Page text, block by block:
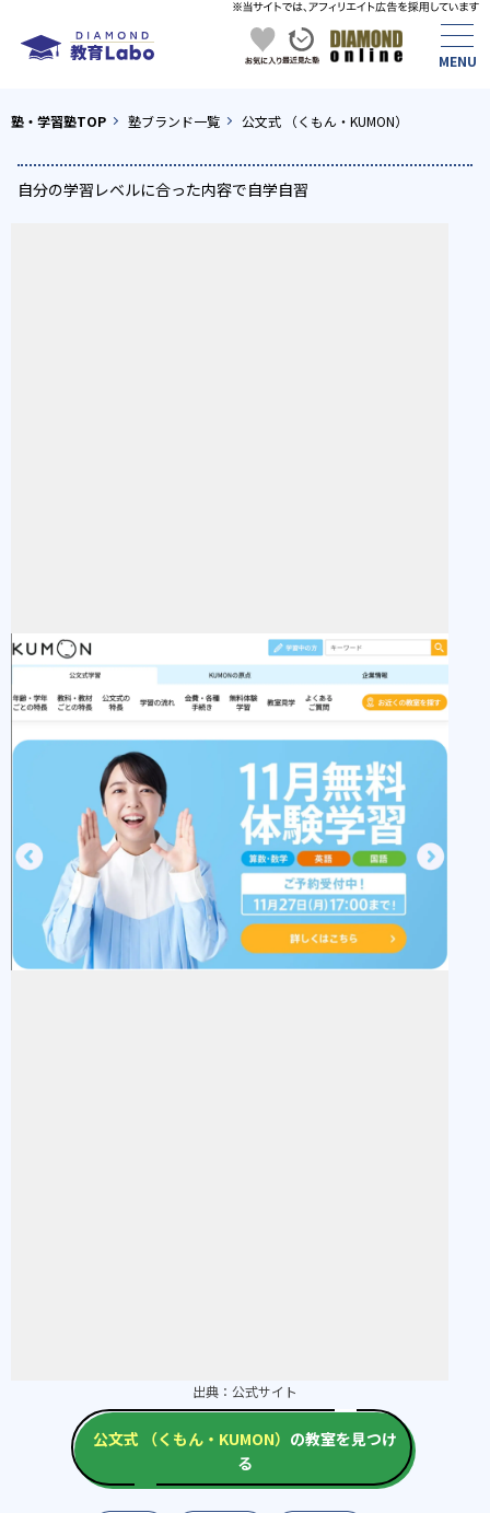
塾・学習塾TOP 塾ブランド一覧 公文式 （くもん・KUMON）
自分の学習レベルに合った内容で自学自習
出典： 公式サイト
公文式 （くもん・KUMON） の教室を見つけ
る